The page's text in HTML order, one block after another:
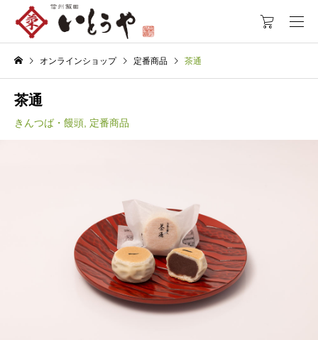
オンラインショップ 定番商品 茶通
茶通
きんつば・饅頭 定番商品